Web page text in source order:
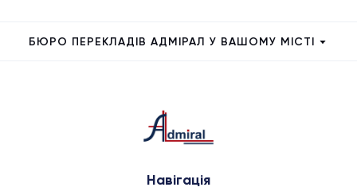
БЮРО ПЕРЕКЛАДІВ АДМІРАЛ У ВАШОМУ МІСТІ
Навігація